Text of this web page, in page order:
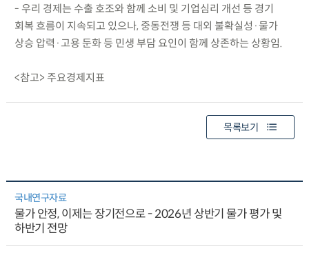
- 우리 경제는 수출 호조와 함께 소비 및 기업심리 개선 등 경기
회복 흐름이 지속되고 있으나, 중동전쟁 등 대외 불확실성·물가
상승 압력·고용 둔화 등 민생 부담 요인이 함께 상존하는 상황임.
<참고> 주요경제지표
목록보기
국내연구자료
물가 안정, 이제는 장기전으로 - 2026년 상반기 물가 평가 및
하반기 전망